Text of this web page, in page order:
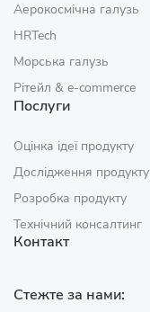
Аерокосмічна галузь
HRTech
Морська галузь
Рітейл & e‑commerce
Послуги
Оцінка ідеї продукту
Дослідження продукту
Розробка продукту
Технічний консалтинг
Контакт
Стежте за нами: